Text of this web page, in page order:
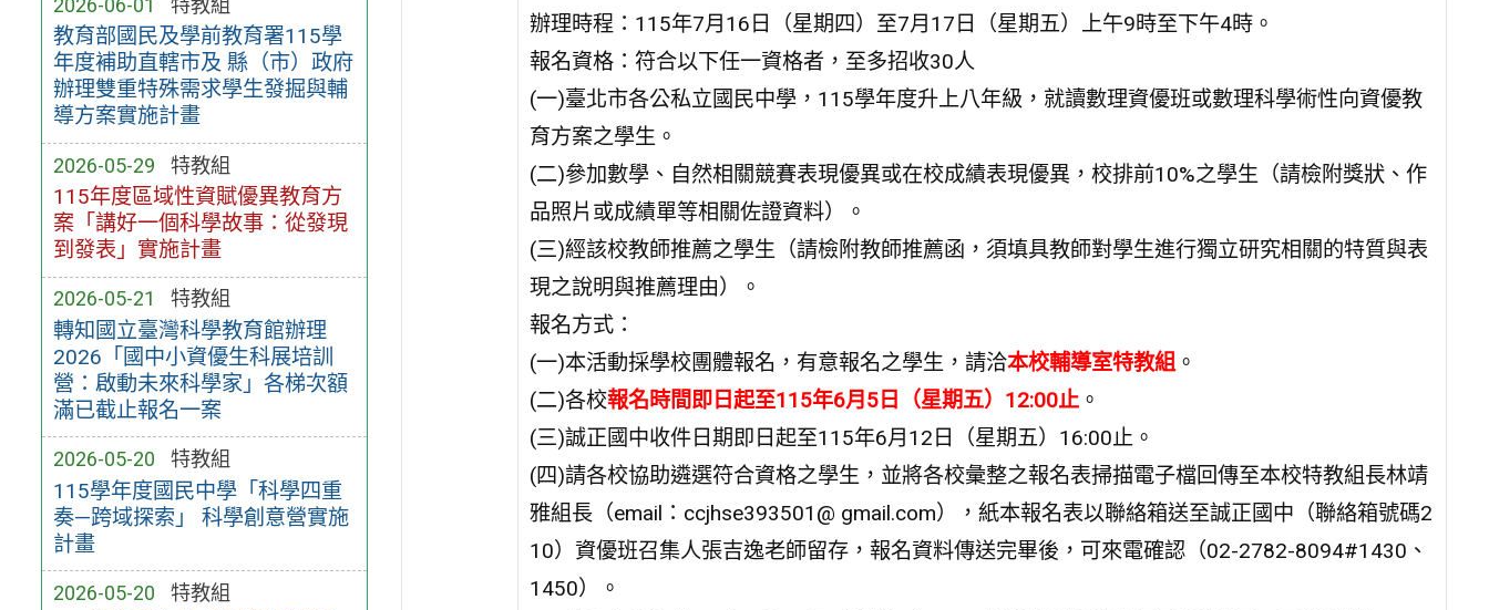
2026-06-01 特教組
教育部國民及學前教育署115學
年度補助直轄市及 縣（市）政府
辦理雙重特殊需求學生發掘與輔
導方案實施計畫
2026-05-29 特教組
115年度區域性資賦優異教育方
案「講好一個科學故事：從發現
到發表」實施計畫
2026-05-21 特教組
轉知國立臺灣科學教育館辦理
2026「國中小資優生科展培訓
營：啟動未來科學家」各梯次額
滿已截止報名一案
2026-05-20 特教組
115學年度國民中學「科學四重
奏—跨域探索」 科學創意營實施
計畫
2026-05-20 特教組
辦理時程：115年7月16日（星期四）至7月17日（星期五）上午9時至下午4時。
報名資格：符合以下任一資格者，至多招收30人
(一)臺北市各公私立國民中學，115學年度升上八年級，就讀數理資優班或數理科學術性向資優教
育方案之學生。
(二)參加數學、自然相關競賽表現優異或在校成績表現優異，校排前10%之學生（請檢附獎狀、作
品照片或成績單等相關佐證資料）。
(三)經該校教師推薦之學生（請檢附教師推薦函，須填具教師對學生進行獨立研究相關的特質與表
現之說明與推薦理由）。
報名方式：
(一)本活動採學校團體報名，有意報名之學生，請洽本校輔導室特教組。
(二)各校報名時間即日起至115年6月5日（星期五）12:00止。
(三)誠正國中收件日期即日起至115年6月12日（星期五）16:00止。
(四)請各校協助遴選符合資格之學生，並將各校彙整之報名表掃描電子檔回傳至本校特教組長林靖
雅組長（email：ccjhse393501@ gmail.com），紙本報名表以聯絡箱送至誠正國中（聯絡箱號碼2
10）資優班召集人張吉逸老師留存，報名資料傳送完畢後，可來電確認（02-2782-8094#1430、
1450）。